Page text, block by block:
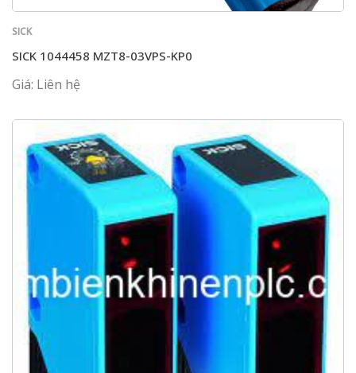
SICK
SICK 1044458 MZT8-03VPS-KP0
Giá: Liên hệ